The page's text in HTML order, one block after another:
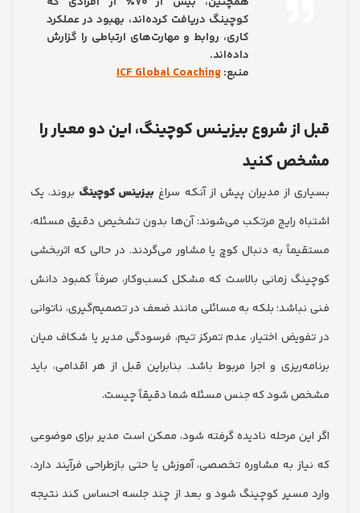
کوچینگ دریافت کرده‌اند، بهبود در عملکرد
کاری، روابط و مهارت‌های ارتباطی را گزارش
ICF Global Coaching
شروع بیزینس کوچینگ، این دو معیار را
کنید
از مدیران پیش از آنکه سراغبیزینس کوچینگبروند، یک
رایج مرتکب می‌شوند: آن‌ها بدون تشخیص دقیق مسئله،
به دنبال کوچ یا مشاور می‌گردند. در حالی که اثربخشی
زمانی بالاست که مشکل کسب‌وکار، صرفاً کمبود دانش
بلکه به مسائلی مانند ضعف در تصمیم‌گیری، ناتوانی
اختیار، عدم تمرکز تیم، فرسودگی مدیر یا شکاف میان
و اجرا مربوط باشد. بنابراین قبل از هر اقدامی، باید
شود که جنس مسئله شما دقیقاً چیست.
مرحله نادیده گرفته شود، ممکن است مدیر برای موضوعی
به مشاوره تخصصی، آموزش یا حتی بازطراحی فرآیند دارد،
مسیر کوچینگ شود و بعد از چند جلسه احساس کند نتیجه